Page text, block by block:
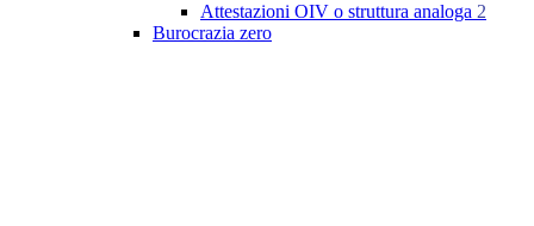
Attestazioni OIV o struttura analoga 2
Burocrazia zero